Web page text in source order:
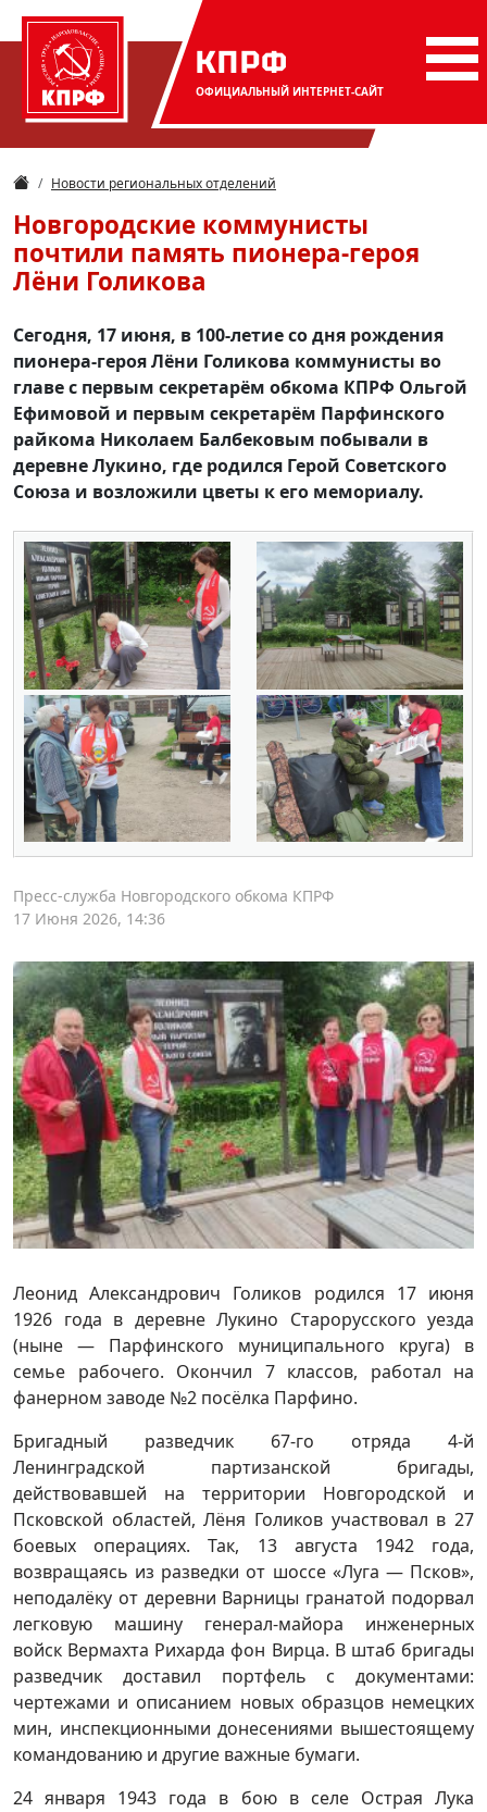
КПРФ
ОФИЦИАЛЬНЫЙ ИНТЕРНЕТ-САЙТ
Новости региональных отделений
Новгородские коммунисты
почтили память пионера-героя
Лёни Голикова
Сегодня, 17 июня, в 100-летие со дня рождения
пионера-героя Лёни Голикова коммунисты во
главе с первым секретарём обкома КПРФ Ольгой
Ефимовой и первым секретарём Парфинского
райкома Николаем Балбековым побывали в
деревне Лукино, где родился Герой Советского
Союза и возложили цветы к его мемориалу.
Пресс-служба Новгородского обкома КПРФ
17 Июня 2026, 14:36
Леонид Александрович Голиков родился 17 июня
1926 года в деревне Лукино Старорусского уезда
(ныне — Парфинского муниципального круга) в
семье рабочего. Окончил 7 классов, работал на
фанерном заводе №2 посёлка Парфино.
Бригадный разведчик 67-го отряда 4-й
Ленинградской партизанской бригады,
действовавшей на территории Новгородской и
Псковской областей, Лёня Голиков участвовал в 27
боевых операциях. Так, 13 августа 1942 года,
возвращаясь из разведки от шоссе «Луга — Псков»,
неподалёку от деревни Варницы гранатой подорвал
легковую машину генерал-майора инженерных
войск Вермахта Рихарда фон Вирца. В штаб бригады
разведчик доставил портфель с документами:
чертежами и описанием новых образцов немецких
мин, инспекционными донесениями вышестоящему
командованию и другие важные бумаги.
24 января 1943 года в бою в селе Острая Лука